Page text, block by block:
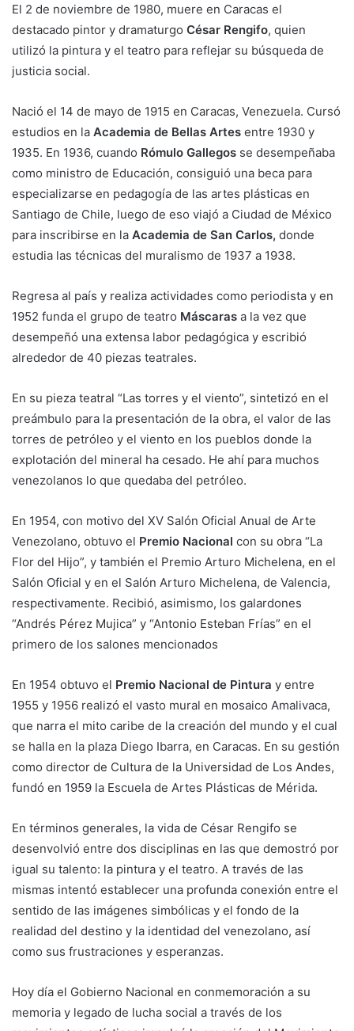
El 2 de noviembre de 1980, muere en Caracas el
destacado pintor y dramaturgo César Rengifo, quien
utilizó la pintura y el teatro para reflejar su búsqueda de
justicia social.
Nació el 14 de mayo de 1915 en Caracas, Venezuela. Cursó
estudios en la Academia de Bellas Artes entre 1930 y
1935. En 1936, cuando Rómulo Gallegos se desempeñaba
como ministro de Educación, consiguió una beca para
especializarse en pedagogía de las artes plásticas en
Santiago de Chile, luego de eso viajó a Ciudad de México
para inscribirse en la Academia de San Carlos, donde
estudia las técnicas del muralismo de 1937 a 1938.
Regresa al país y realiza actividades como periodista y en
1952 funda el grupo de teatro Máscaras a la vez que
desempeñó una extensa labor pedagógica y escribió
alrededor de 40 piezas teatrales.
En su pieza teatral “Las torres y el viento”, sintetizó en el
preámbulo para la presentación de la obra, el valor de las
torres de petróleo y el viento en los pueblos donde la
explotación del mineral ha cesado. He ahí para muchos
venezolanos lo que quedaba del petróleo.
En 1954, con motivo del XV Salón Oficial Anual de Arte
Venezolano, obtuvo el Premio Nacional con su obra “La
Flor del Hijo”, y también el Premio Arturo Michelena, en el
Salón Oficial y en el Salón Arturo Michelena, de Valencia,
respectivamente. Recibió, asimismo, los galardones
“Andrés Pérez Mujica” y “Antonio Esteban Frías” en el
primero de los salones mencionados
En 1954 obtuvo el Premio Nacional de Pintura y entre
1955 y 1956 realizó el vasto mural en mosaico Amalivaca,
que narra el mito caribe de la creación del mundo y el cual
se halla en la plaza Diego Ibarra, en Caracas. En su gestión
como director de Cultura de la Universidad de Los Andes,
fundó en 1959 la Escuela de Artes Plásticas de Mérida.
En términos generales, la vida de César Rengifo se
desenvolvió entre dos disciplinas en las que demostró por
igual su talento: la pintura y el teatro. A través de las
mismas intentó establecer una profunda conexión entre el
sentido de las imágenes simbólicas y el fondo de la
realidad del destino y la identidad del venezolano, así
como sus frustraciones y esperanzas.
Hoy día el Gobierno Nacional en conmemoración a su
memoria y legado de lucha social a través de los